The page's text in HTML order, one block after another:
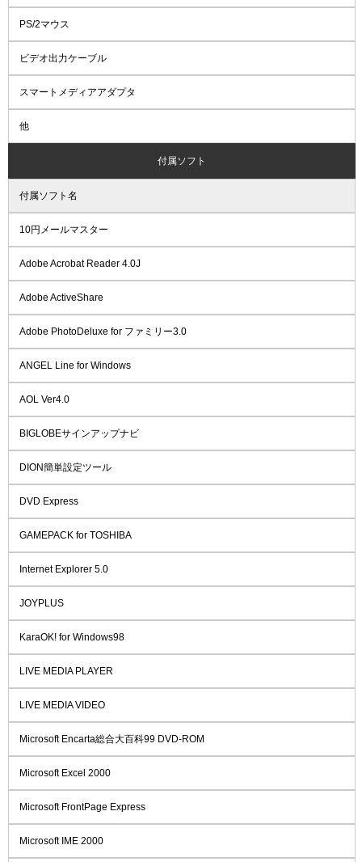
PS/2マウス
ビデオ出力ケーブル
スマートメディアアダプタ
他
付属ソフト
付属ソフト名
10円メールマスター
Adobe Acrobat Reader 4.0J
Adobe ActiveShare
Adobe PhotoDeluxe for ファミリー3.0
ANGEL Line for Windows
AOL Ver4.0
BIGLOBEサインアップナビ
DION簡単設定ツール
DVD Express
GAMEPACK for TOSHIBA
Internet Explorer 5.0
JOYPLUS
KaraOK! for Windows98
LIVE MEDIA PLAYER
LIVE MEDIA VIDEO
Microsoft Encarta総合大百科99 DVD-ROM
Microsoft Excel 2000
Microsoft FrontPage Express
Microsoft IME 2000